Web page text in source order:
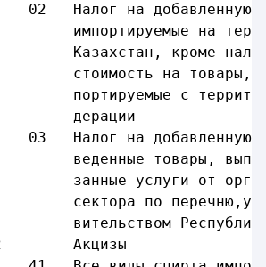
на добавленную
на
кроме налога на
на товары,
с территории
на добавленную
товары,
от
по
Республики